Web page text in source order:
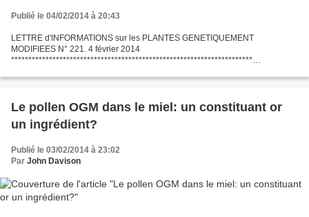
Publié le 04/02/2014 à 20:43
LETTRE d'INFORMATIONS sur les PLANTES GENETIQUEMENT
MODIFIEES N° 221. 4 février 2014
**********************************************************************
s'abonner: https://listes.ujf-grenoble.fr/sympa/info/lettreinfopgm...
Le pollen OGM dans le miel: un constituant or
un ingrédient?
Publié le 03/02/2014 à 23:02
Par John Davison